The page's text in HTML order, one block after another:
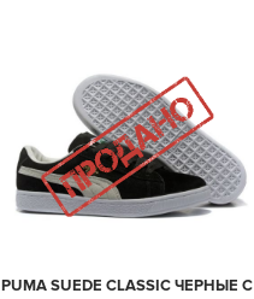
PUMA SUEDE CLASSIC ЧЕРНЫЕ С